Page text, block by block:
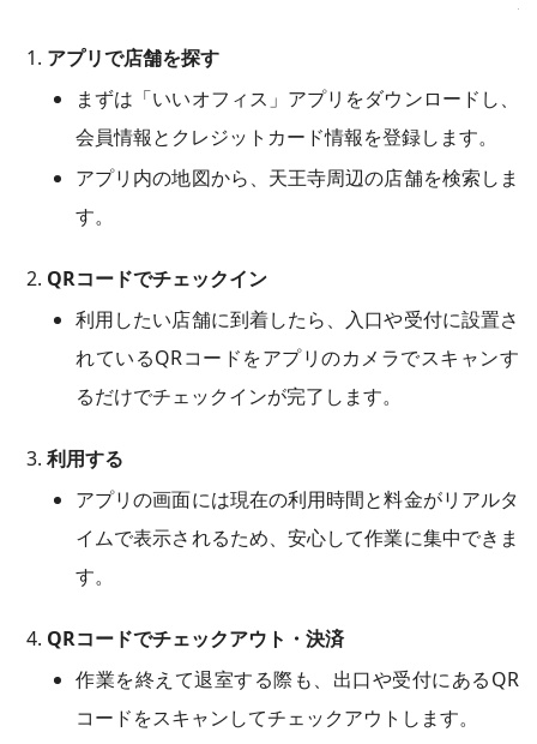
アプリで店舗を探す
まずは「いいオフィス」アプリをダウンロードし、
会員情報とクレジットカード情報を登録します。
アプリ内の地図から、天王寺周辺の店舗を検索しま
す。
QRコードでチェックイン
利用したい店舗に到着したら、入口や受付に設置さ
れているQRコードをアプリのカメラでスキャンす
るだけでチェックインが完了します。
利用する
アプリの画面には現在の利用時間と料金がリアルタ
イムで表示されるため、安心して作業に集中できま
す。
QRコードでチェックアウト・決済
作業を終えて退室する際も、出口や受付にあるQR
コードをスキャンしてチェックアウトします。